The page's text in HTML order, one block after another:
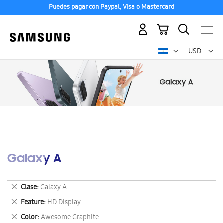
Puedes pagar con Paypal, Visa o Mastercard
USD -
dólar
Mi carrito
Galaxy A
Clase Galaxy A
Eliminar
este
artículo
Feature HD Display
Eliminar
este
Color Awesome Graphite
Eliminar